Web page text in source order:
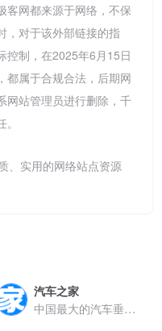
客网都来源于网络，不保
，对于该外部链接的指
控制，在2025年6月15日
都属于合规合法，后期网
网站管理员进行删除，千
、实用的网络站点资源
汽车之家
中国最大的汽车垂直网站